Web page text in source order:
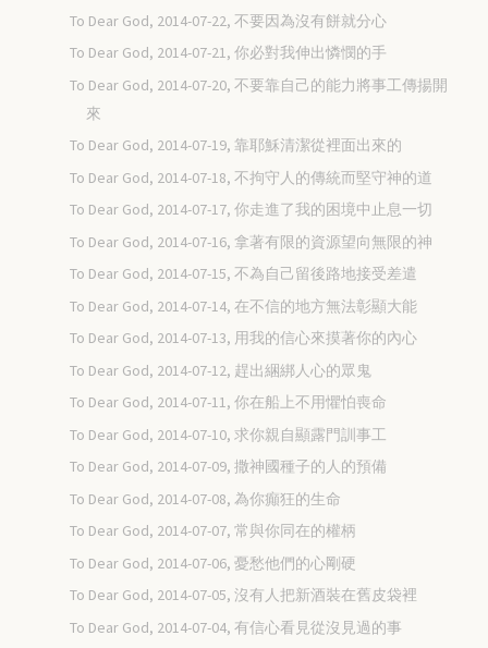
To Dear God, 2014-07-22, 不要因為沒有餅就分心
To Dear God, 2014-07-21, 你必對我伸出憐憫的手
To Dear God, 2014-07-20, 不要靠自己的能力將事工傳揚開
來
To Dear God, 2014-07-19, 靠耶穌清潔從裡面出來的
To Dear God, 2014-07-18, 不拘守人的傳統而堅守神的道
To Dear God, 2014-07-17, 你走進了我的困境中止息一切
To Dear God, 2014-07-16, 拿著有限的資源望向無限的神
To Dear God, 2014-07-15, 不為自己留後路地接受差遣
To Dear God, 2014-07-14, 在不信的地方無法彰顯大能
To Dear God, 2014-07-13, 用我的信心來摸著你的內心
To Dear God, 2014-07-12, 趕出綑綁人心的眾鬼
To Dear God, 2014-07-11, 你在船上不用懼怕喪命
To Dear God, 2014-07-10, 求你親自顯露門訓事工
To Dear God, 2014-07-09, 撒神國種子的人的預備
To Dear God, 2014-07-08, 為你癲狂的生命
To Dear God, 2014-07-07, 常與你同在的權柄
To Dear God, 2014-07-06, 憂愁他們的心剛硬
To Dear God, 2014-07-05, 沒有人把新酒裝在舊皮袋裡
To Dear God, 2014-07-04, 有信心看見從沒見過的事